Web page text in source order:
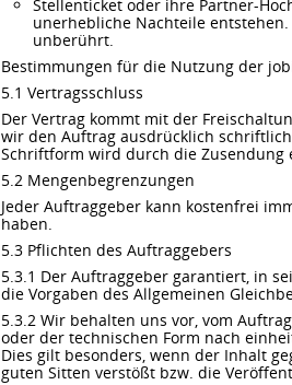
Stellenticket oder ihre Partner-
unerhebliche Nachteile
unberührt.
Bestimmungen für die Nutzung der
5.1 Vertragsschluss
Der Vertrag kommt mit der
wir den Auftrag ausdrücklich
Schriftform wird durch die Zusendung
5.2 Mengenbegrenzungen
Jeder Auftraggeber kann kostenfrei
haben.
5.3 Pflichten des Auftraggebers
5.3.1 Der Auftraggeber garantiert, in
die Vorgaben des Allgemeinen
5.3.2 Wir behalten uns vor, vom
oder der technischen Form nach
Dies gilt besonders, wenn der Inhalt
guten Sitten verstößt bzw. die